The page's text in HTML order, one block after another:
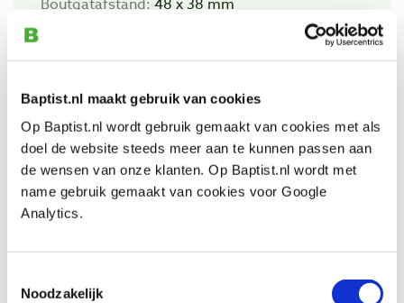
Baptist.nl maakt gebruik van cookies
Op Baptist.nl wordt gebruik gemaakt van cookies met als
doel de website steeds meer aan te kunnen passen aan
de wensen van onze klanten. Op Baptist.nl wordt met
name gebruik gemaakt van cookies voor Google
Analytics.
Noodzakelijk
Ø 75 x 25 mm
Bekijk ook
Artikelnummer: 4758335